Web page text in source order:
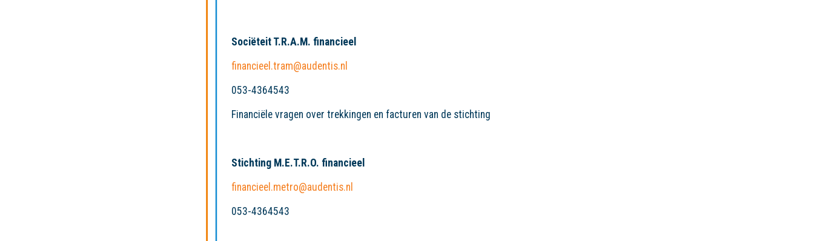
Sociëteit T.R.A.M. financieel
financieel.tram@audentis.nl
053-4364543
Financiële vragen over trekkingen en facturen van de stichting
Stichting M.E.T.R.O. financieel
financieel.metro@audentis.nl
053-4364543